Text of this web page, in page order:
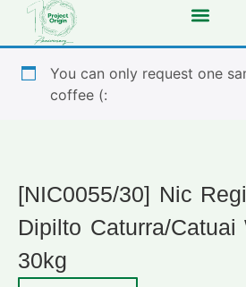
You can only request one
coffee (:
[NIC0055/30] Nic
Dipilto Caturra/Catuai
30kg